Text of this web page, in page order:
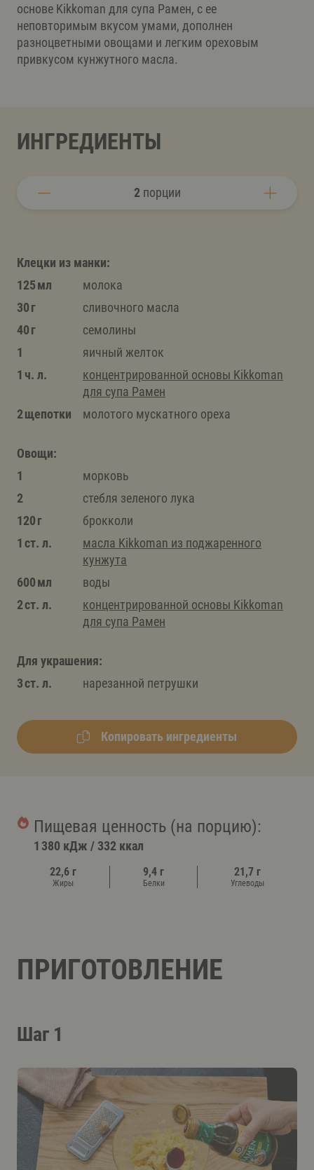
основе Kikkoman для супа Рамен, с ее
неповторимым вкусом умами, дополнен
разноцветными овощами и легким ореховым
привкусом кунжутного масла.
ИНГРЕДИЕНТЫ
2порции
Клецки из манки:
125 мл
молока
30 г
сливочного масла
40 г
семолины
1
яичный желток
1 ч. л.
концентрированной основы Kikkomаn
для супа Рамен
2 щепотки
молотого мускатного ореха
Овощи:
1
морковь
2
стебля зеленого лука
120 г
брокколи
1 ст. л.
масла Kikkoman из поджаренного
кунжута
600 мл
воды
2 ст. л.
концентрированной основы Kikkomаn
для супа Рамен
Для украшения:
3 ст. л.
нарезанной петрушки
Копировать ингредиенты
Пищевая ценность (на порцию):
1 380 кДж / 332 ккал
22,6 г
Жиры
9,4 г
Белки
21,7 г
Углеводы
ПРИГОТОВЛЕНИЕ
Шаг 1